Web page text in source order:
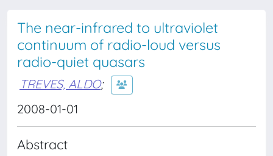
The near-infrared to ultraviolet
continuum of radio-loud versus
radio-quiet quasars
TREVES, ALDO;
2008-01-01
Abstract